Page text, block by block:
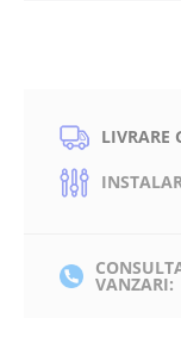
LIVRARE
VANZARI: